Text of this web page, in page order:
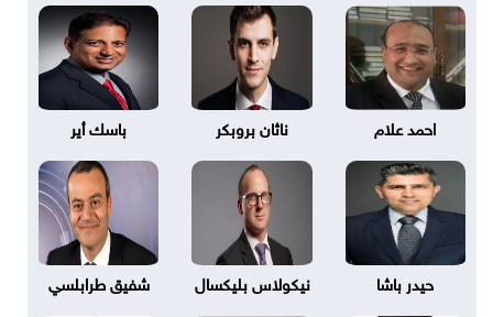
احمد علام ناثان بروبكر باسك أير
حيدر باشا نيكولاس بليكسال شفيق طرابلسي